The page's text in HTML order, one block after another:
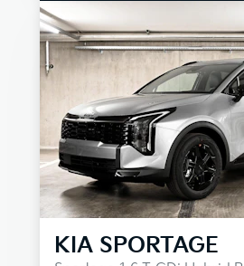
KIA SPORTAGE